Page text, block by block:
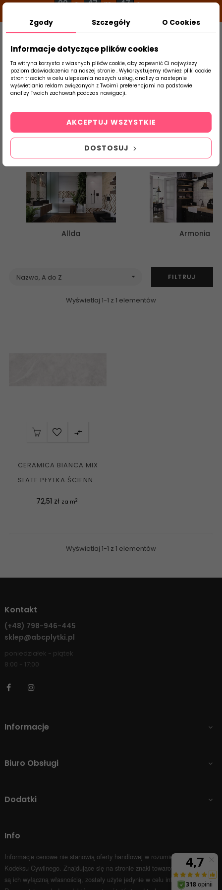
00 g 47 m 47 s
Szukaj
produktu
Strona Główna Płytki Łazienkowe
Ceramstic
Płytki Ceramiczne - Łazienkowe - CERAMSTIC - ZOBACZ NA
ABCPLYTKI.PL
Allda Armonia
Nazwa, A do Z  FILTRUJ
Wyświetlaj 1-1 z 1 elementów

CERAMICA BIANCA MIX
SLATE PŁYTKA ŚCIENNA
Cena
72,51 zł za m2
Wyświetlaj 1-1 z 1 elementów
Kontakt
(+48) 798-946-445
sklep@abcplytki.pl
poniedziałek - piątek
8:00 - 17:00
Facebook
Informacje 
Biuro Obsługi 
Dodatki 
Info
Informacje cenowe nie stanowią oferty handlowej w rozumieniu Art.66 par.1
Kodeksu Cywilnego. Znajdujące się na stronie znaki towarowe i nazwy firm
są ich wyłączną własnością, zostały użyte jedynie w celu informacyjnym.
Zgody Szczegóły O Cookies
Informacje dotyczące plików cookies
Ta witryna korzysta z własnych plików cookie, aby zapewnić Ci najwyższy
poziom doświadczenia na naszej stronie . Wykorzystujemy również pliki cookie
stron trzecich w celu ulepszenia naszych usług, analizy a nastepnie
wyświetlania reklam związanych z Twoimi preferencjami na podstawie
analizy Twoich zachowań podczas nawigacji.
DOSTOSUJ
AKCEPTUJ WSZYSTKIE